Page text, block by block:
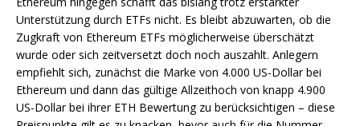
Unterstützung durch ETFs nicht. Es bleibt abzuwarten, ob die
Zugkraft von Ethereum ETFs möglicherweise überschätzt
wurde oder sich zeitversetzt doch noch auszahlt. Anlegern
empfiehlt sich, zunächst die Marke von 4.000 US-Dollar bei
Ethereum und dann das gültige Allzeithoch von knapp 4.900
US-Dollar bei ihrer ETH Bewertung zu berücksichtigen – diese